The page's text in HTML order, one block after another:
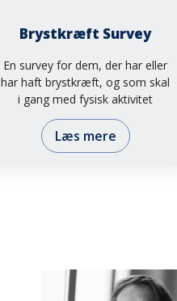
Brystkræft Survey
En survey for dem, der har eller
har haft brystkræft, og som skal
i gang med fysisk aktivitet
Læs mere